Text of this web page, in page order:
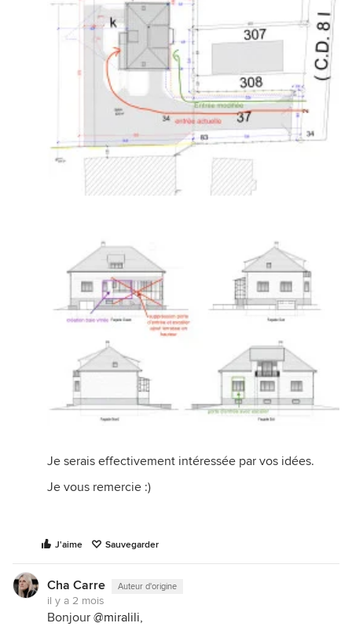
Je serais effectivement intéressée par vos idées.
Je vous remercie :)
J'aime Sauvegarder
Cha Carre Auteur d'origine
il y a 2 mois
Bonjour @miralili,